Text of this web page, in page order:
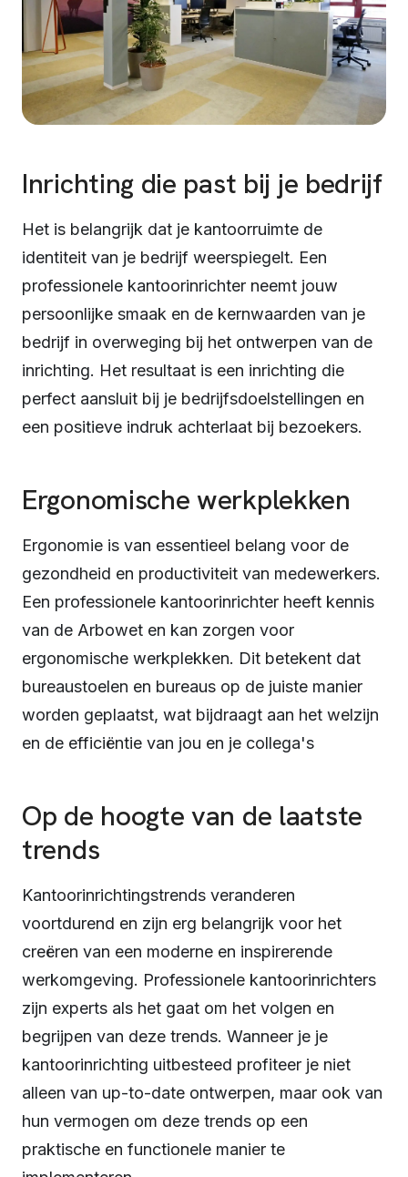
Inrichting die past bij je bedrijf
Het is belangrijk dat je kantoorruimte de
identiteit van je bedrijf weerspiegelt. Een
professionele kantoorinrichter neemt jouw
persoonlijke smaak en de kernwaarden van je
bedrijf in overweging bij het ontwerpen van de
inrichting. Het resultaat is een inrichting die
perfect aansluit bij je bedrijfsdoelstellingen en
een positieve indruk achterlaat bij bezoekers.
Ergonomische werkplekken
Ergonomie is van essentieel belang voor de
gezondheid en productiviteit van medewerkers.
Een professionele kantoorinrichter heeft kennis
van de Arbowet en kan zorgen voor
ergonomische werkplekken. Dit betekent dat
bureaustoelen en bureaus op de juiste manier
worden geplaatst, wat bijdraagt aan het welzijn
en de efficiëntie van jou en je collega's
Op de hoogte van de laatste
trends
Kantoorinrichtingstrends veranderen
voortdurend en zijn erg belangrijk voor het
creëren van een moderne en inspirerende
werkomgeving. Professionele kantoorinrichters
zijn experts als het gaat om het volgen en
begrijpen van deze trends. Wanneer je je
kantoorinrichting uitbesteed profiteer je niet
alleen van up-to-date ontwerpen, maar ook van
hun vermogen om deze trends op een
praktische en functionele manier te
Contact opnemen
Reactie binnen 1 werkdag
Naam
E-mail
Telefoon(optioneel)